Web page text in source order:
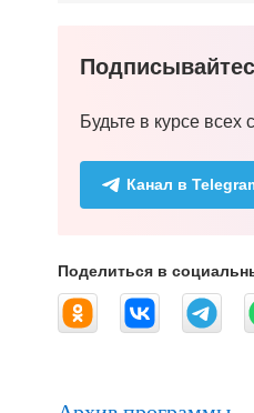
Будьте в курсе всех
Канал в
Поделиться в